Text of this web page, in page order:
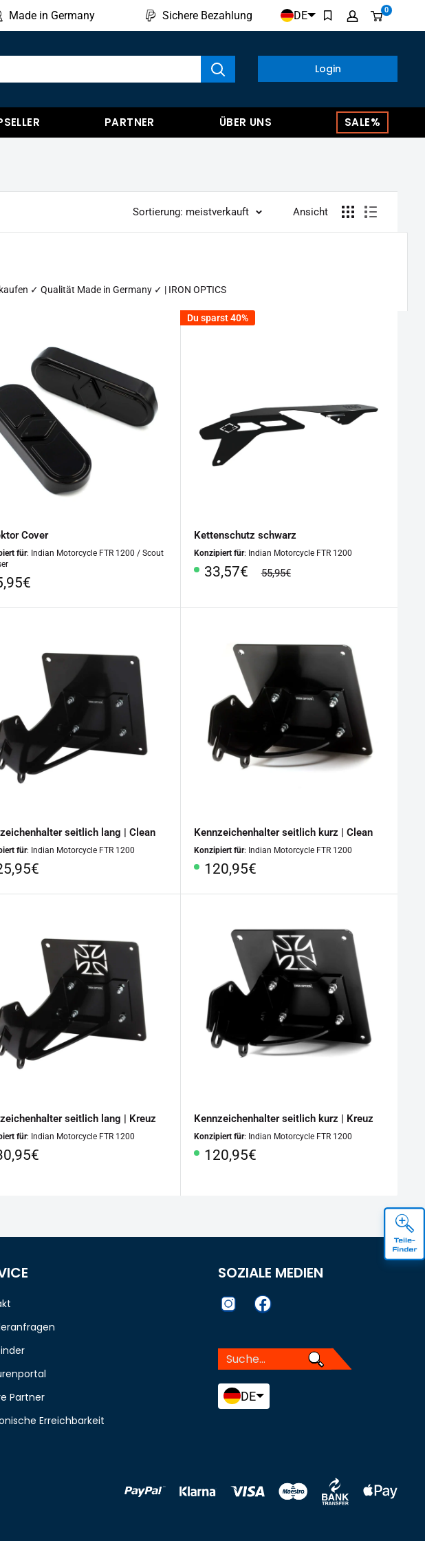
Made in Germany Sichere Bezahlung DE 0
Login
PARTNER ÜBER UNS SALE%
Produkte anzeigen
Sortierung: meistverkauft Ansicht
✓ Qualität Made in Germany ✓ | IRON OPTICS
Cover
für: Indian Motorcycle FTR 1200 / Scout
Du sparst 40%
Kettenschutz schwarz
Konzipiert für: Indian Motorcycle FTR 1200
Sonderpreis
33,57€ Normalpreis
55,95€
seitlich lang | Clean
für: Indian Motorcycle FTR 1200
Kennzeichenhalter seitlich kurz | Clean
Konzipiert für: Indian Motorcycle FTR 1200
Sonderpreis
120,95€
seitlich lang | Kreuz
für: Indian Motorcycle FTR 1200
Kennzeichenhalter seitlich kurz | Kreuz
Konzipiert für: Indian Motorcycle FTR 1200
Sonderpreis
120,95€
Partner
Erreichbarkeit
SOZIALE MEDIEN
DE